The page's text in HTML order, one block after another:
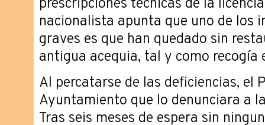
prescripciones técnicas de la
nacionalista apunta que uno de los
graves es que han quedado sin
antigua acequia, tal y como recogía
Al percatarse de las deficiencias, el
Ayuntamiento que lo denunciara a
Tras seis meses de espera sin